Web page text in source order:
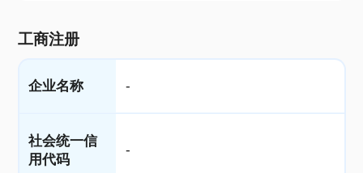
工商注册
企业名称 -
社会统一信
用代码
-